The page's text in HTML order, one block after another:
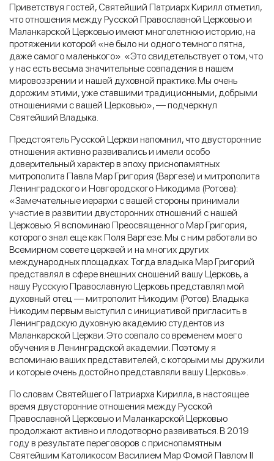
Приветствуя гостей, Святейший Патриарх Кирилл отметил,
что отношения между Русской Православной Церковью и
Маланкарской Церковью имеют многолетнюю историю, на
протяжении которой «не было ни одного темного пятна,
даже самого маленького». «Это свидетельствует о том, что
у нас есть весьма значительные совпадения в нашем
мировоззрении и нашей духовной практике. Мы очень
дорожим этими, уже ставшими традиционными, добрыми
отношениями с вашей Церковью», — подчеркнул
Святейший Владыка.
Предстоятель Русской Церкви напомнил, что двусторонние
отношения активно развивались и имели особо
доверительный характер в эпоху приснопамятных
митрополита Павла Мар Григория (Варгезе) и митрополита
Ленинградского и Новгородского Никодима (Ротова):
«Замечательные иерархи с вашей стороны принимали
участие в развитии двусторонних отношений с нашей
Церковью. Я вспоминаю Преосвященного Мар Григория,
которого знал еще как Поля Варгезе. Мы с ним работали во
Всемирном совете церквей и на многих других
международных площадках. Тогда владыка Мар Григорий
представлял в сфере внешних сношений вашу Церковь, а
нашу Русскую Православную Церковь представлял мой
духовный отец — митрополит Никодим (Ротов). Владыка
Никодим первым выступил с инициативой пригласить в
Ленинградскую духовную академию студентов из
Маланкарской Церкви. Это совпало со временем моего
обучения в Ленинградской академии. Поэтому я
вспоминаю ваших представителей, с которыми мы дружили
и которые очень достойно представляли вашу Церковь».
По словам Святейшего Патриарха Кирилла, в настоящее
время двусторонние отношения между Русской
Православной Церковью и Маланкарской Церковью
продолжают активно и плодотворно развиваться. В 2019
году в результате переговоров с приснопамятным
Святейшим Католикосом Василием Мар Фомой Павлом II